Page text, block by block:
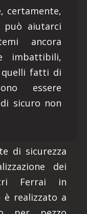
certamente,
può aiutarci
ancora
imbattibili,
quelli fatti di
essere
sicuro non
di sicurezza
dei
Ferrai in
realizzato a